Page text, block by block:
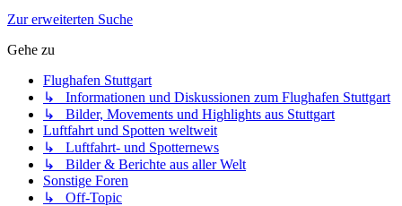
Zur erweiterten Suche
Gehe zu
Flughafen Stuttgart
↳ Informationen und Diskussionen zum Flughafen Stuttgart
↳ Bilder, Movements und Highlights aus Stuttgart
Luftfahrt und Spotten weltweit
↳ Luftfahrt- und Spotternews
↳ Bilder & Berichte aus aller Welt
Sonstige Foren
↳ Off-Topic